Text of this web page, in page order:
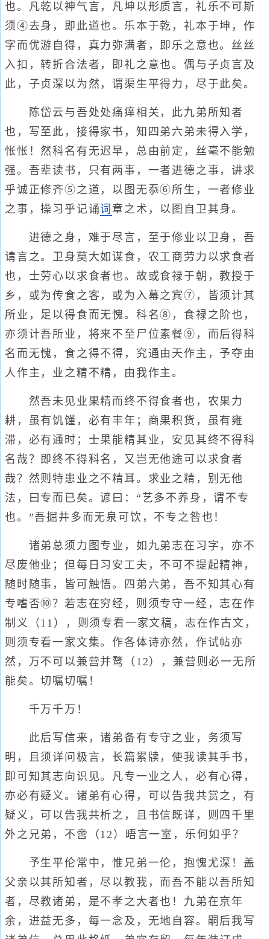
也。凡乾以神气言，凡坤以形质言，礼乐不可斯
须④去身，即此道也。乐本于乾，礼本于坤，作
字而优游自得，真力弥满者，即乐之意也。丝丝
入扣，转折合法者，即礼之意也。偶与子贞言及
此，子贞深以为然，谓渠生平得力，尽于此矣。
陈岱云与吾处处痛痒相关，此九弟所知者
也，写至此，接得家书，知四弟六弟未得入学，
怅怅！然科名有无迟早，总由前定，丝毫不能勉
强。吾辈读书，只有两事，一者进德之事，讲求
乎诚正修齐⑤之道，以图无忝⑥所生，一者修业
之事，操习乎记诵词章之术，以图自卫其身。
进德之身，难于尽言，至于修业以卫身，吾
请言之。卫身莫大如谋食，农工商劳力以求食者
也，士劳心以求食者也。故或食禄于朝，教授于
乡，或为传食之客，或为入幕之宾⑦，皆须计其
所业，足以得食而无愧。科名⑧，食禄之阶也，
亦须计吾所业，将来不至尸位素餐⑨，而后得科
名而无愧，食之得不得，究通由天作主，予夺由
人作主，业之精不精，由我作主。
然吾未见业果精而终不得食者也，农果力
耕，虽有饥馑，必有丰年；商果积货，虽有雍
滞，必有通时；士果能精其业，安见其终不得科
名哉？即终不得科名，又岂无他途可以求食者
哉？然则特患业之不精耳。求业之精，别无他
法，曰专而已矣。谚曰：“艺多不养身，谓不专
也。”吾掘井多而无泉可饮，不专之咎也！
诸弟总须力图专业，如九弟志在习字，亦不
尽废他业；但每日习安工夫，不可不提起精神，
随时随事，皆可触悟。四弟六弟，吾不知其心有
专嗜否⑩？若志在穷经，则须专守一经，志在作
制义（11），则须专看一家文稿，志在作古文，
则须专看一家文集。作各体诗亦然，作试帖亦
然，万不可以兼营并鹜（12），兼营则必一无所
能矣。切嘱切嘱！
千万千万！
此后写信来，诸弟备有专守之业，务须写
明，且须详问极言，长篇累牍，使我读其手书，
即可知其志向识见。凡专一业之人，必有心得，
亦必有疑义。诸弟有心得，可以告我共赏之，有
疑义，可以告我共析之，且书信既详，则四千里
外之兄弟，不啻（12）晤言一室，乐何如乎？
予生平伦常中，惟兄弟一伦，抱愧尤深！盖
父亲以其所知者，尽以教我，而吾不能以吾所知
者，尽教诸弟，是不孝之大者也！九弟在京年
余，进益无多，每一念及，无地自容。嗣后我写